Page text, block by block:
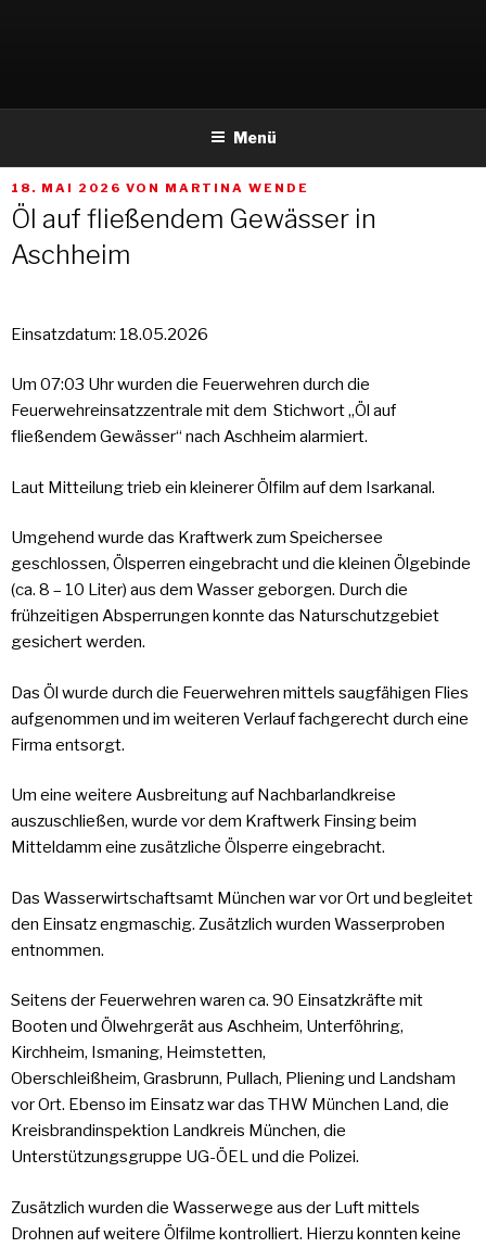
Menü
VERÖFFENTLICHT
AM
18. MAI 2026 VON MARTINA WENDE
Öl auf fließendem Gewässer in
Aschheim
Einsatzdatum: 18.05.2026
Um 07:03 Uhr wurden die Feuerwehren durch die
Feuerwehreinsatzzentrale mit dem Stichwort „Öl auf
fließendem Gewässer“ nach Aschheim alarmiert.
Laut Mitteilung trieb ein kleinerer Ölfilm auf dem Isarkanal.
Umgehend wurde das Kraftwerk zum Speichersee
geschlossen, Ölsperren eingebracht und die kleinen Ölgebinde
(ca. 8 – 10 Liter) aus dem Wasser geborgen. Durch die
frühzeitigen Absperrungen konnte das Naturschutzgebiet
gesichert werden.
Das Öl wurde durch die Feuerwehren mittels saugfähigen Flies
aufgenommen und im weiteren Verlauf fachgerecht durch eine
Firma entsorgt.
Um eine weitere Ausbreitung auf Nachbarlandkreise
auszuschließen, wurde vor dem Kraftwerk Finsing beim
Mitteldamm eine zusätzliche Ölsperre eingebracht.
Das Wasserwirtschaftsamt München war vor Ort und begleitet
den Einsatz engmaschig. Zusätzlich wurden Wasserproben
entnommen.
Seitens der Feuerwehren waren ca. 90 Einsatzkräfte mit
Booten und Ölwehrgerät aus Aschheim, Unterföhring,
Kirchheim, Ismaning, Heimstetten,
Oberschleißheim, Grasbrunn, Pullach, Pliening und Landsham
vor Ort. Ebenso im Einsatz war das THW München Land, die
Kreisbrandinspektion Landkreis München, die
Unterstützungsgruppe UG-ÖEL und die Polizei.
Zusätzlich wurden die Wasserwege aus der Luft mittels
Drohnen auf weitere Ölfilme kontrolliert. Hierzu konnten keine